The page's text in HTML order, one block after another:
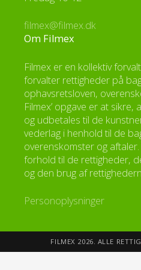
filmex@filmex.dk
Om Filmex
Filmex er en kollektiv
forvalter rettigheder på
ophavsretsloven,
Filmex’ opgave er at
og udbetales til de
vederlag i henhold til de
overenskomster og
forhold til de rettigheder,
og den brug af
Personoplysninger
FILMEX 2026. ALLE